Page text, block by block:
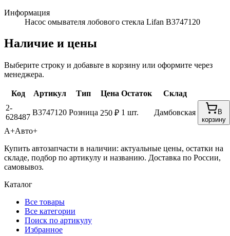
Информация
Насос омывателя лобового стекла Lifan B3747120
Наличие и цены
Выберите строку и добавьте в корзину или оформите через
менеджера.
Код Артикул Тип Цена Остаток
Склад
2-
628487
B3747120 Розница 250 ₽ 1 шт. Дамбовская
В
корзину
А+Авто+
Купить автозапчасти в наличии: актуальные цены, остатки на
складе, подбор по артикулу и названию. Доставка по России,
самовывоз.
Каталог
Все товары
Все категории
Поиск по артикулу
Избранное